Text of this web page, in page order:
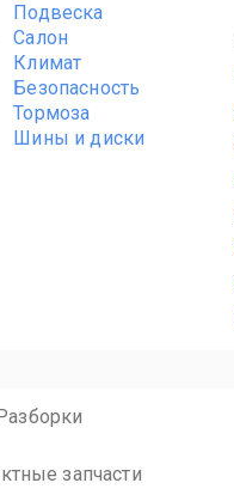
Подвеска
Салон
Климат
Безопасность
Тормоза
Шины и диски
запчасти